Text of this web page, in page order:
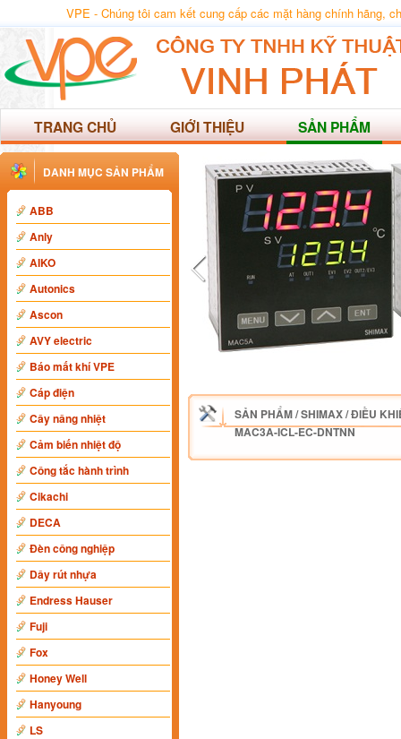
VPE - Chúng tôi cam kết cung cấp các mặt hàng chính hãng,
TRANG CHỦ GIỚI THIỆU SẢN PHẨM
DANH MỤC SẢN PHẨM
ABB
Anly
AIKO
Autonics
Ascon
AVY electric
Báo mất khí VPE
Cáp điện
Cây nâng nhiệt
Cảm biến nhiệt độ
Công tắc hành trình
Cikachi
DECA
Đèn công nghiệp
Dây rút nhựa
Endress Hauser
Fuji
Fox
Honey Well
Hanyoung
LS
SẢN PHẨM/SHIMAX/ĐIỀU
MAC3A-ICL-EC-DNTNN